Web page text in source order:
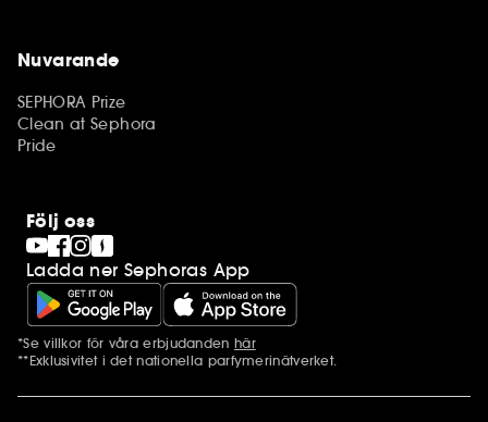
Nuvarande
SEPHORA Prize
Clean at Sephora
Pride
Följ oss
Ladda ner Sephoras App
Ytterligare information
*Se villkor för våra erbjudanden här
**Exklusivitet i det nationella parfymerinätverket.